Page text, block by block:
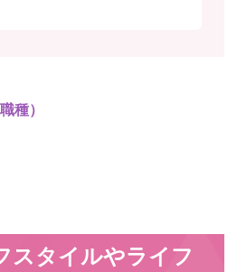
種）
スタイルやライフ